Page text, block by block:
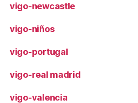
vigo-newcastle
vigo-niños
vigo-portugal
vigo-real madrid
vigo-valencia